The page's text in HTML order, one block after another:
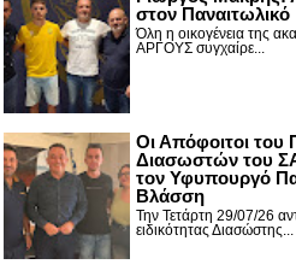
στον Παναιτωλικό
Όλη η οικογένεια της
ΑΡΓΟΥΣ συγχαίρε...
Οι Απόφοιτοι του
Διασωστών του
τον Υφυπουργό
Βλάσση
Την Τετάρτη 29/07/26
ειδικότητας Διασώστης...